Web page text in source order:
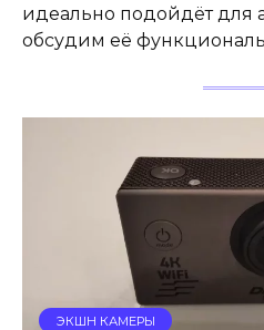
идеально подойдёт для
обсудим её
ЭКШН КАМЕРЫ